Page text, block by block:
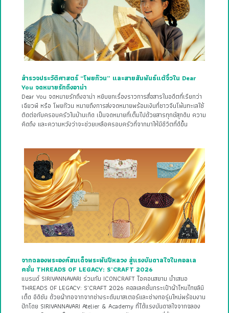
สำรวจประวัติศาสตร์ “โพยก๊วน” และสายสัมพันธ์แต้จิ๋วใน Dear
You จดหมายรักถึงอาม่า
Dear You จดหมายรักถึงอาม่า หยิบยกเรื่องราวการสื่อสารในอดีตที่เรียกว่า
เฉียวพี หรือ โพยก๊วน หมายถึงการส่งจดหมายพร้อมเงินที่ชาวจีนโพ้นทะเลใช้
ติดต่อกับครอบครัวในบ้านเกิด เป็นจดหมายที่เต็มไปด้วยสารทุกข์สุกดิบ ความ
คิดถึง และความหวังว่าจะช่วยเหลือครอบครัวที่จากมาให้มีชีวิตที่ดีขึ้น
จากฉลองพระองค์สมเด็จพระพันปีหลวง สู่แรงบันดาลใจในคอลเล
คชั่น THREADS OF LEGACY: S’CRAFT 2026
แบรนด์ SIRIVANNAVARI ร่วมกับ ICONCRAFT ไอคอนสยาม นำเสนอ
THREADS OF LEGACY: S’CRAFT 2026 คอลเลคชั่นกระเป๋าผ้าไหมไทยลิมิ
เต็ด อิดิชัน ด้วยผ้าทอจากจากช่างระดับมาสเตอร์และช่างทอรุ่นใหม่พร้อมงาน
ปักโดย SIRIVANNAVARI Atelier & Academy ที่ได้แรงบันดาลใจจากฉลอง